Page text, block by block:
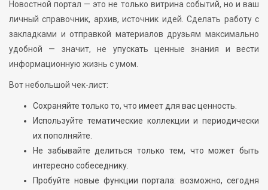
Новостной портал — это не только витрина событий, но и ваш
личный справочник, архив, источник идей. Сделать работу с
закладками и отправкой материалов друзьям максимально
удобной — значит, не упускать ценные знания и вести
информационную жизнь с умом.
Вот небольшой чек-лист:
Сохраняйте только то, что имеет для вас ценность.
Используйте тематические коллекции и периодически
их пополняйте.
Не забывайте делиться только тем, что может быть
интересно собеседнику.
Пробуйте новые функции портала: возможно, сегодня